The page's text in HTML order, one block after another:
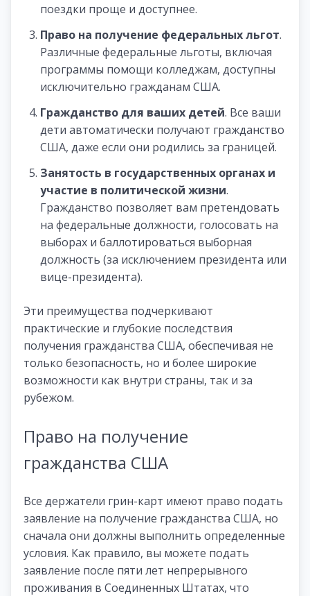
поездки проще и доступнее.
Право на получение федеральных льгот.
Различные федеральные льготы, включая
программы помощи колледжам, доступны
исключительно гражданам США.
Гражданство для ваших детей. Все ваши
дети автоматически получают гражданство
США, даже если они родились за границей.
Занятость в государственных органах и
участие в политической жизни.
Гражданство позволяет вам претендовать
на федеральные должности, голосовать на
выборах и баллотироваться выборная
должность (за исключением президента или
вице-президента).
Эти преимущества подчеркивают
практические и глубокие последствия
получения гражданства США, обеспечивая не
только безопасность, но и более широкие
возможности как внутри страны, так и за
рубежом.
Право на получение
гражданства США
Все держатели грин-карт имеют право подать
заявление на получение гражданства США, но
сначала они должны выполнить определенные
условия. Как правило, вы можете подать
заявление после пяти лет непрерывного
проживания в Соединенных Штатах, что